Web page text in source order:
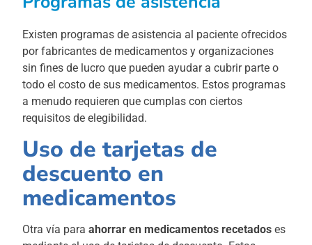
Existen programas de asistencia al paciente ofrecidos
por fabricantes de medicamentos y organizaciones
sin fines de lucro que pueden ayudar a cubrir parte o
todo el costo de sus medicamentos. Estos programas
a menudo requieren que cumplas con ciertos
requisitos de elegibilidad.
Uso de tarjetas de
descuento en
medicamentos
Otra vía paraahorrar en medicamentos recetados es